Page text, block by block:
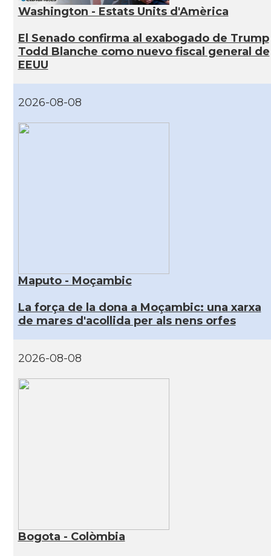
Washington - Estats Units d'Amèrica
El Senado confirma al exabogado de Trump
Todd Blanche como nuevo fiscal general de
EEUU
2026-08-08
Maputo - Moçambic
La força de la dona a Moçambic: una xarxa
de mares d'acollida per als nens orfes
2026-08-08
Bogota - Colòmbia